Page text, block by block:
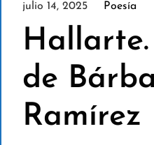
julio 14, 2025 Poesía
Hallarte.
de
Ramírez